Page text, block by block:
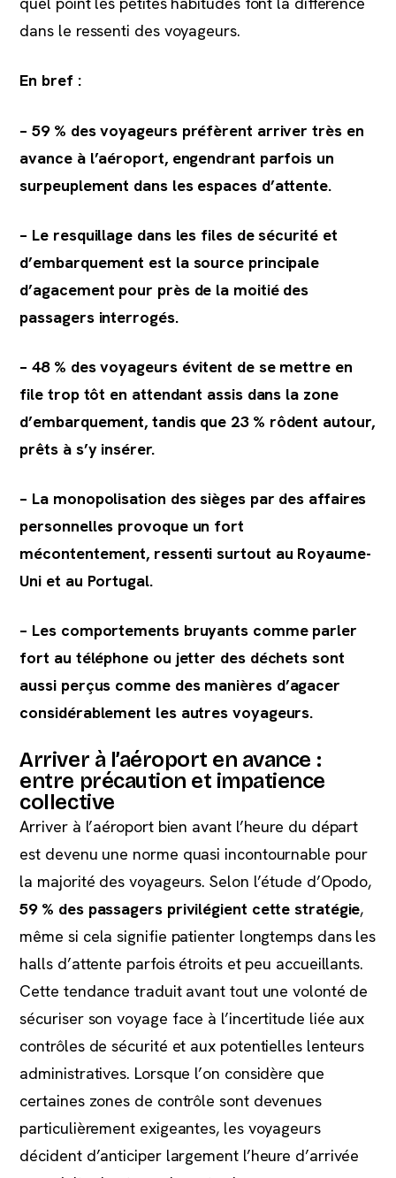
dans le ressenti des voyageurs.
En bref :
– 59 % des voyageurs préfèrent arriver très en
avance à l’aéroport, engendrant parfois un
surpeuplement dans les espaces d’attente.
– Le resquillage dans les files de sécurité et
d’embarquement est la source principale
d’agacement pour près de la moitié des
passagers interrogés.
– 48 % des voyageurs évitent de se mettre en
file trop tôt en attendant assis dans la zone
d’embarquement, tandis que 23 % rôdent autour,
prêts à s’y insérer.
– La monopolisation des sièges par des affaires
personnelles provoque un fort
mécontentement, ressenti surtout au Royaume-
Uni et au Portugal.
– Les comportements bruyants comme parler
fort au téléphone ou jetter des déchets sont
aussi perçus comme des manières d’agacer
considérablement les autres voyageurs.
Arriver à l’aéroport en avance :
entre précaution et impatience
collective
Arriver à l’aéroport bien avant l’heure du départ
est devenu une norme quasi incontournable pour
la majorité des voyageurs. Selon l’étude d’Opodo,
59 % des passagers privilégient cette stratégie,
même si cela signifie patienter longtemps dans les
halls d’attente parfois étroits et peu accueillants.
Cette tendance traduit avant tout une volonté de
sécuriser son voyage face à l’incertitude liée aux
contrôles de sécurité et aux potentielles lenteurs
administratives. Lorsque l’on considère que
certaines zones de contrôle sont devenues
particulièrement exigeantes, les voyageurs
décident d’anticiper largement l’heure d’arrivée